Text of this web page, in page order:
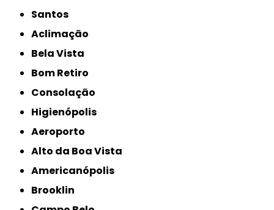
Santos
Aclimação
Bela Vista
Bom Retiro
Consolação
Higienópolis
Aeroporto
Alto da Boa Vista
Americanópolis
Brooklin